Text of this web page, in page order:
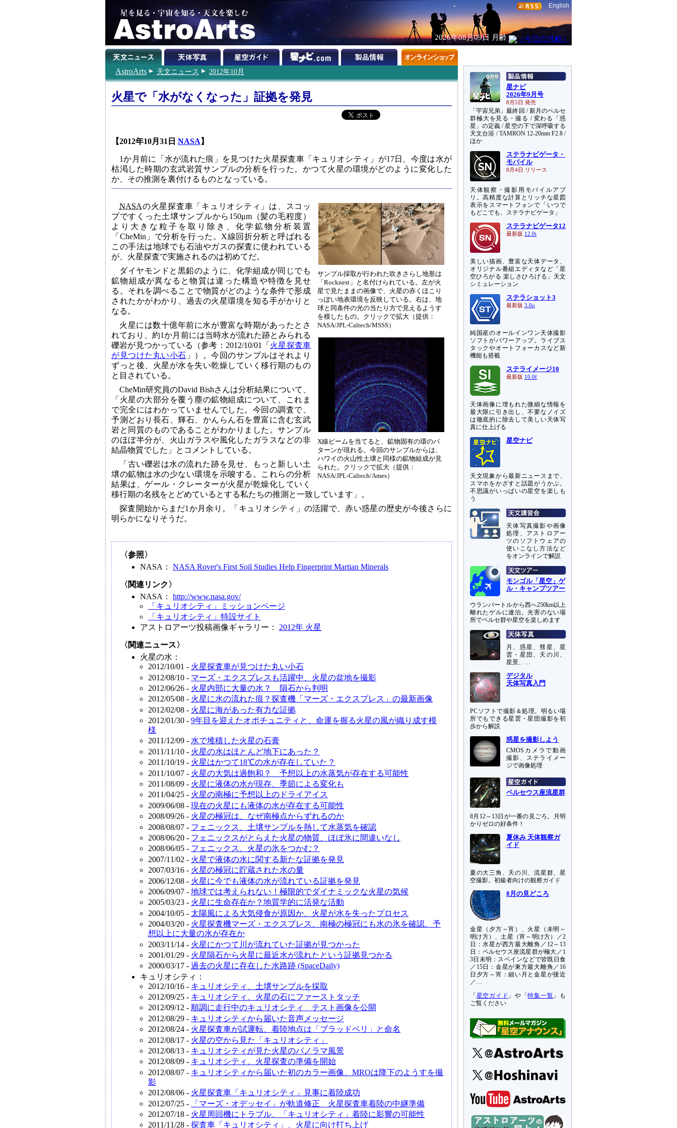
English
2026年08月09日 月齢
AstroArts 天文ニュース 2012年10月
火星で「水がなくなった」証拠を発見
【2012年10月31日 NASA 】
1か月前に「水が流れた痕」を見つけた火星探査車「キュリオシティ」が17日、今度は水が
枯渇した時期の玄武岩質サンプルの分析を行った。かつて火星の環境がどのように変化した
か、その推測を裏付けるものとなっている。
サンプル採取が行われた吹きさらし地形は
「Rocknest」と名付けられている。左が火
星で見たままの画像で、火星の赤くほこり
っぽい地表環境を反映している。右は、地
球と同条件の光の当たり方で見えるようす
を模したもの。クリックで拡大（提供：
NASA/JPL-Caltech/MSSS）
X線ビームを当てると、鉱物固有の環のパ
ターンが現れる。今回のサンプルからは、
ハワイの火山性土壌と同様の鉱物組成が見
られた。クリックで拡大（提供：
NASA/JPL-Caltech/Ames）
NASAの火星探査車「キュリオシティ」は、スコッ
プですくった土壌サンプルから150μm（髪の毛程度）
より大きな粒子を取り除き、化学鉱物分析装置
「CheMin」で分析を行った。X線回折分析と呼ばれる
この手法は地球でも石油やガスの探査に使われている
が、火星探査で実施されるのは初めてだ。
ダイヤモンドと黒鉛のように、化学組成が同じでも
鉱物組成が異なると物質は違った構造や特徴を見せ
る。それを調べることで物質がどのような条件で形成
されたかがわかり、過去の火星環境を知る手がかりと
なる。
火星には数十億年前に水が豊富な時期があったとさ
れており、約1か月前には当時水が流れた跡とみられる
礫岩が見つかっている（参考：2012/10/01「 火星探査車
が見つけた丸い小石 」）。今回のサンプルはそれより
ずっと後、火星が水を失い乾燥していく移行期のもの
と目されている。
CheMin研究員のDavid Bishさんは分析結果について、
「火星の大部分を覆う塵の鉱物組成について、これま
で完全にはわかっていませんでした。今回の調査で、
予測どおり長石、輝石、かんらん石を豊富に含む玄武
岩と同質のものであることがわかりました。サンプル
のほぼ半分が、火山ガラスや風化したガラスなどの非
結晶物質でした」とコメントしている。
「古い礫岩は水の流れた跡を見せ、もっと新しい土
壌の鉱物は水の少ない環境を示唆する。これらの分析
結果は、ゲール・クレーターが火星が乾燥化していく
移行期の名残をとどめているとする私たちの推測と一致しています」。
探査開始からまだ1か月余り。「キュリオシティ」の活躍で、赤い惑星の歴史が今後さらに
明らかになりそうだ。
〈参照〉
NASA： NASA Rover's First Soil Studies Help Fingerprint Martian Minerals
〈関連リンク〉
NASA： http://www.nasa.gov/
「キュリオシティ」ミッションページ
「キュリオシティ」特設サイト
アストロアーツ投稿画像ギャラリー： 2012年 火星
〈関連ニュース〉
火星の水：
2012/10/01 - 火星探査車が見つけた丸い小石
2012/08/10 - マーズ・エクスプレスも活躍中、火星の盆地を撮影
2012/06/26 - 火星内部に大量の水？ 隕石から判明
2012/05/08 - 火星に水の流れた痕？探査機「マーズ・エクスプレス」の最新画像
2012/02/08 - 火星に海があった有力な証拠
2012/01/30 - 9年目を迎えたオポチュニティと、命運を握る火星の風が織り成す模
様
2011/12/09 - 水で堆積した火星の石膏
2011/11/10 - 火星の水はほとんど地下にあった？
2011/10/19 - 火星はかつて18℃の水が存在していた？
2011/10/07 - 火星の大気は過飽和？ 予想以上の水蒸気が存在する可能性
2011/08/09 - 火星に液体の水が現存、季節による変化も
2011/04/25 - 火星の南極に予想以上のドライアイス
2009/06/08 - 現在の火星にも液体の水が存在する可能性
2008/09/26 - 火星の極冠は、なぜ南極点からずれるのか
2008/08/07 - フェニックス、土壌サンプルを熱して水蒸気を確認
2008/06/20 - フェニックスがとらえた火星の物質、ほぼ氷に間違いなし
2008/06/05 - フェニックス、火星の氷をつかむ？
2007/11/02 - 火星で液体の水に関する新たな証拠を発見
2007/03/16 - 火星の極冠に貯蔵された水の量
2006/12/08 - 火星に今でも液体の水が流れている証拠を発見
2006/09/07 - 地球では考えられない！極限的でダイナミックな火星の気候
2005/03/23 - 火星に生命存在か？地質学的に活発な活動
2004/10/05 - 太陽風による大気侵食が原因か、火星が水を失ったプロセス
2004/03/20 - 火星探査機マーズ・エクスプレス、南極の極冠にも水の氷を確認、予
想以上に大量の水が存在か
2003/11/14 - 火星にかつて川が流れていた証拠が見つかった
2001/01/29 - 火星隕石から火星に最近水が流れたという証拠見つかる
2000/03/17 - 過去の火星に存在した水路跡 (SpaceDaily)
キュリオシティ：
2012/10/16 - キュリオシティ、土壌サンプルを採取
2012/09/25 - キュリオシティ、火星の石にファーストタッチ
2012/09/12 - 順調に走行中のキュリオシティ テスト画像を公開
2012/08/29 - キュリオシティから届いた音声メッセージ
2012/08/24 - 火星探査車が試運転、着陸地点は「ブラッドベリ」と命名
2012/08/17 - 火星の空から見た「キュリオシティ」
2012/08/13 - キュリオシティが見た火星のパノラマ風景
2012/08/09 - キュリオシティ、火星探査の準備を開始
2012/08/07 - キュリオシティから届いた初のカラー画像、MROは降下のようすを撮
影
2012/08/06 - 火星探査車「キュリオシティ」見事に着陸成功
2012/07/25 -
「マーズ・オデッセイ」が軌道修正 火星探査車着陸の中継準備
2012/07/18 - 火星周回機にトラブル、「キュリオシティ」着陸に影響の可能性
2011/11/28 - 探査車「キュリオシティ」、火星に向け打ち上げ
星ナビ
2026年9月号
8月5日 発売
「宇宙兄弟」最終回 / 新月のペルセ
群極大を見る・撮る / 変わる「惑
星」の定義 / 星空の下で深呼吸する
天文台浴 / TAMRON 12-20mm F2.8 /
ほか
ステラナビゲータ・
モバイル
8月4日 リリース
天体観察・撮影用モバイルアプ
リ。高精度な計算とリッチな星図
表示をスマートフォンで「いつで
もどこでも、ステラナビゲータ」
ステラナビゲータ12
最新版 12.0i
美しい描画、豊富な天体データ、
オリジナル番組エディタなど「星
空ひろがる 楽しさひろげる」天文
シミュレーション
ステラショット3
最新版 3.0o
純国産のオールインワン天体撮影
ソフトがパワーアップ。ライブス
タックやオートフォーカスなど新
機能も搭載
ステライメージ10
最新版 10.0f
天体画像に埋もれた微細な情報を
最大限に引き出し、不要なノイズ
は徹底的に除去して美しい天体写
真に仕上げる
星空ナビ
天文現象から最新ニュースまで、
スマホをかざすと話題がうかぶ。
不思議がいっぱいの星空を楽しも
う
天体写真撮影や画像
処理、アストロアー
ツのソフトウェアの
使いこなし方法など
をオンラインで解説
モンゴル「星空」ゲ
ル・キャンプツアー
ウランバートルから西へ250km以上
離れたゲルに連泊。光害のない場
所でペルセ群や星空を楽しめます
月、惑星、彗星、星
雲・星団、天の川、
星景、…
デジタル
天体写真入門
PCソフトで撮影＆処理。明るい場
所でもできる星雲・星団撮影を初
歩から解説
惑星を撮影しよう
CMOSカメラで動画
撮影、ステライメー
ジで画像処理
ペルセウス座流星群
8月12～13日が一番の見ごろ。月明
かりゼロの好条件！
夏休み 天体観察ガ
イド
夏の大三角、天の川、流星群、星
空撮影。初級者向けの観察ガイド
8月の見どころ
金星（夕方～宵）、火星（未明～
明け方）、土星（宵～明け方）／2
日：水星が西方最大離角／12～13
日：ペルセウス座流星群が極大／1
3日未明：スペインなどで皆既日食
／15日：金星が東方最大離角／16
日夕方～宵：細い月と金星が接近
／…
「 星空ガイド 」や「特集一覧 」も
ご覧ください